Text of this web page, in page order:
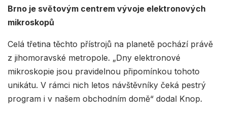
Brno je světovým centrem vývoje elektronových
mikroskopů
Celá třetina těchto přístrojů na planetě pochází právě
z jihomoravské metropole. „Dny elektronové
mikroskopie jsou pravidelnou připomínkou tohoto
unikátu. V rámci nich letos návštěvníky čeká pestrý
program i v našem obchodním domě“ dodal Knop.